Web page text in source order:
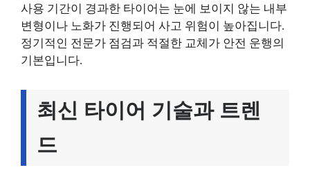
사용 기간이 경과한 타이어는 눈에 보이지 않는 내부
변형이나 노화가 진행되어 사고 위험이 높아집니다.
정기적인 전문가 점검과 적절한 교체가 안전 운행의
기본입니다.
최신 타이어 기술과 트렌
드